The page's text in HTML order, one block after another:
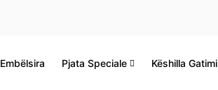
Embëlsira Pjata Speciale Këshilla Gatimi